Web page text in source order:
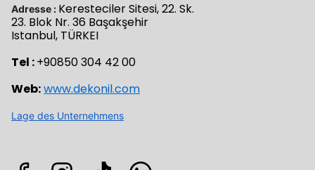
Adresse : Keresteciler Sitesi, 22. Sk.
23. Blok Nr. 36 Başakşehir
Istanbul, TÜRKEI
Tel :+90850 304 42 00
Web:www.dekonil.com
Lage des Unternehmens